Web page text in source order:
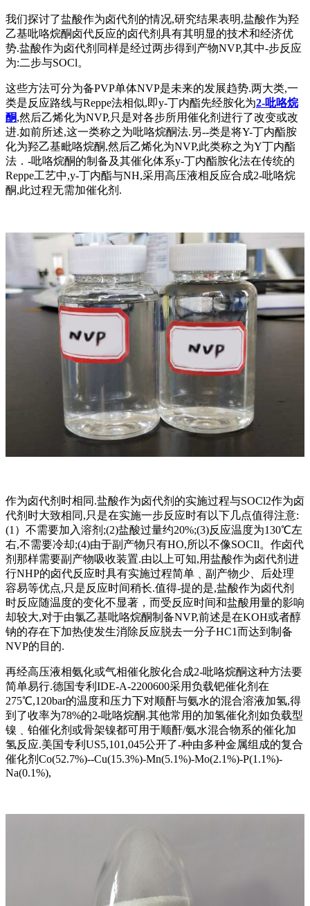
我们探讨了盐酸作为卤代剂的情况,研究结果表明,盐酸作为羟
乙基吡咯烷酮卤代反应的卤代剂具有其明显的技术和经济优
势.盐酸作为卤代剂同样是经过两步得到产物NVP,其中-步反应
为:二步与SOCl。
这些方法可分为备PVP单体NVP是未来的发展趋势.两大类,一
类是反应路线与Reppe法相似,即y-丁内酯先经胺化为2-吡咯烷
酮,然后乙烯化为NVP,只是对各步所用催化剂进行了改变或改
进.如前所述,这一类称之为吡咯烷酮法.另--类是将Y-丁内酯胺
化为羟乙基毗咯烷酮,然后乙烯化为NVP,此类称之为Y丁内酯
法．-吡咯烷酮的制备及其催化体系y-丁内酯胺化法在传统的
Reppe工艺中,y-丁内酯与NH,采用高压液相反应合成2-吡咯烷
酮,此过程无需加催化剂.
作为卤代剂时相同.盐酸作为卤代剂的实施过程与SOCl2作为卤
代剂时大致相同,只是在实施一步反应时有以下几点值得注意:
(1）不需要加入溶剂;(2)盐酸过量约20%;(3)反应温度为130℃左
右,不需要冷却;(4)由于副产物只有HO,所以不像SOCIl。作卤代
剂那样需要副产物吸收装置.由以上可知,用盐酸作为卤代剂进
行NHP的卤代反应时具有实施过程简单﹑副产物少、后处理
容易等优点,只是反应时间稍长.值得-提的是,盐酸作为卤代剂
时反应随温度的变化不显著，而受反应时间和盐酸用量的影响
却较大,对于由氯乙基吡咯烷酮制备NVP,前述是在KOH或者醇
钠的存在下加热使发生消除反应脱去一分子HC1而达到制备
NVP的目的.
再经高压液相氨化或气相催化胺化合成2-吡咯烷酮这种方法要
简单易行.德国专利IDE-A-2200600采用负载钯催化剂在
275℃,120bar的温度和压力下对顺酐与氨水的混合溶液加氢,得
到了收率为78%的2-吡咯烷酮.其他常用的加氢催化剂如负载型
镍﹑铂催化剂或骨架镍都可用于顺酐/氨水混合物系的催化加
氢反应.美国专利US5,101,045公开了-种由多种金属组成的复合
催化剂Co(52.7%)--Cu(15.3%)-Mn(5.1%)-Mo(2.1%)-P(1.1%)-
Na(0.1%),